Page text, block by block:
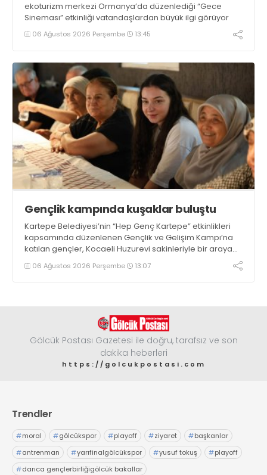
ekoturizm merkezi Ormanya’da düzenlediği “Gece
Sineması” etkinliği vatandaşlardan büyük ilgi görüyor
06 Ağustos 2026 Perşembe 13:45
Gençlik kampında kuşaklar buluştu
Kartepe Belediyesi’nin “Hep Genç Kartepe” etkinlikleri
kapsamında düzenlenen Gençlik ve Gelişim Kampı’na
katılan gençler, Kocaeli Huzurevi sakinleriyle bir araya
geldi06 Ağustos 2026 Perşembe 13:07
Gölcük Postası Gazetesi ile doğru, tarafsız ve son
dakika heberleri
https://golcukpostasi.com
Trendler
#moral #gölcükspor #playoff #ziyaret #başkanlar
#antrenman #yarıfinalgölcükspor #yusuf tokuş #playoff
#darıca gençlerbirliğigölcük bakallar